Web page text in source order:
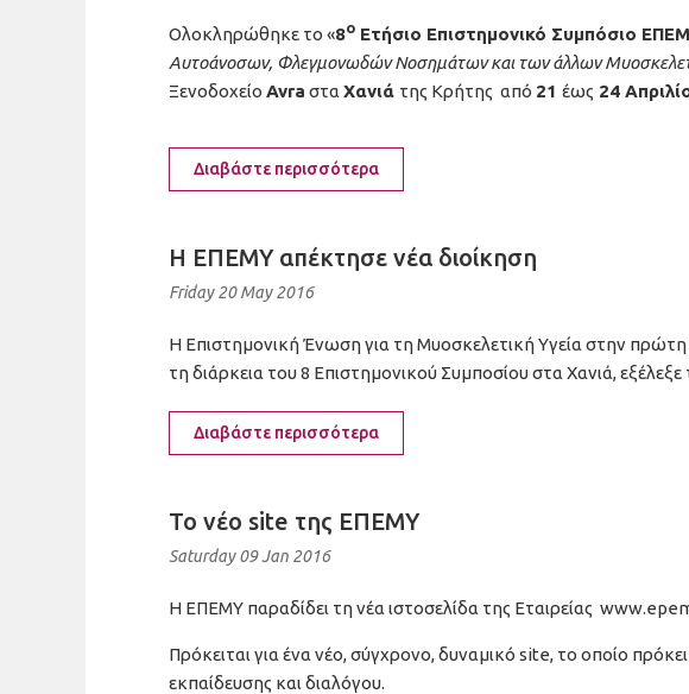
Ολοκληρώθηκε το «8ο Ετήσιο Επιστημονικό Συμπόσιο
Αυτοάνοσων, Φλεγμονωδών Νοσημάτων και των άλλων
Ξενοδοχείο Avra στα Χανιά της Κρήτης από 21 έως 24
Διαβάστε περισσότερα
Η ΕΠΕΜΥ απέκτησε νέα διοίκηση
Friday 20 May 2016
Η Επιστημονική Ένωση για τη Μυοσκελετική Υγεία στην πρώτη
τη διάρκεια του 8 Επιστημονικού Συμποσίου στα Χανιά, εξέλεξε
Διαβάστε περισσότερα
To νέο site της ΕΠΕΜΥ
Saturday 09 Jan 2016
H ΕΠΕΜΥ παραδίδει τη νέα ιστοσελίδα της Eταιρείας
Πρόκειται για ένα νέο, σύγχρονο, δυναμικό site, το οποίο
εκπαίδευσης και διαλόγου.